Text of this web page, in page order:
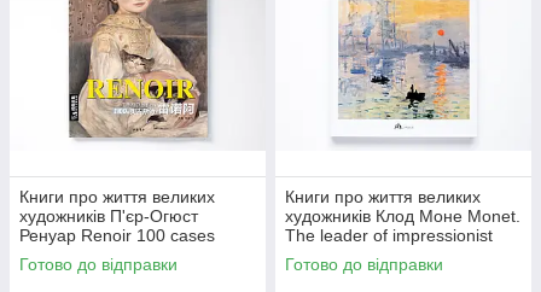
Книги про життя великих
художників П'єр-Огюст
Ренуар Renoir 100 cases
classic selections Подарункові
книги про мистецтво
Готово до відправки
Книги про життя великих
художників Клод Моне Monet.
The leader of impressionist
Подарункові книги про
мистецтво
Готово до відправки